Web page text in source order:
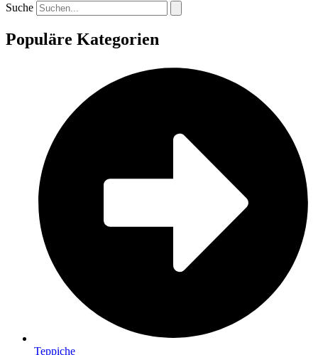
Suche
Populäre Kategorien
Teppiche